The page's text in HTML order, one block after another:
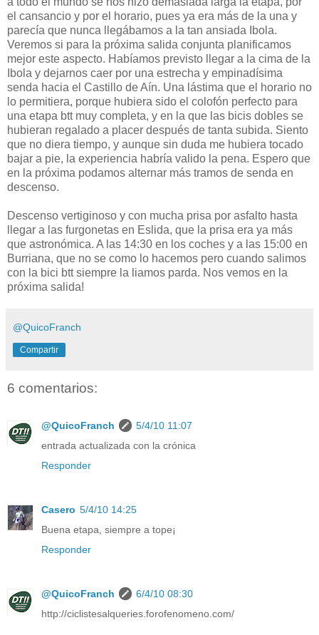
el cansancio y por el horario, pues ya era más de la una y
parecía que nunca llegábamos a la tan ansiada Ibola.
Veremos si para la próxima salida conjunta planificamos
mejor este aspecto. Habíamos previsto llegar a la cima de la
Ibola y dejarnos caer por una estrecha y empinadísima
senda hacia el Castillo de Aín. Una lástima que el horario no
lo permitiera, porque hubiera sido el colofón perfecto para
una etapa btt muy completa, y en la que las bicis dobles se
hubieran regalado a placer después de tanta subida. Siento
que no diera tiempo, y aunque sin duda me hubiera tocado
bajar a pie, la experiencia habría valido la pena. Espero que
en la próxima podamos alternar más tramos de senda en
descenso.
Descenso vertiginoso y con mucha prisa por asfalto hasta
llegar a las furgonetas en Eslida, que la prisa era ya más
que astronómica. A las 14:30 en los coches y a las 15:00 en
Burriana, que no se como lo hacemos pero cuando salimos
con la bici btt siempre la liamos parda. Nos vemos en la
próxima salida!
@QuicoFranch
Compartir
6 comentarios:
@QuicoFranch
5/4/10 11:07
entrada actualizada con la crónica
Responder
Casero 5/4/10 14:25
Buena etapa, siempre a tope¡
Responder
@QuicoFranch
6/4/10 08:30
http://ciclistesalqueries.forofenomeno.com/